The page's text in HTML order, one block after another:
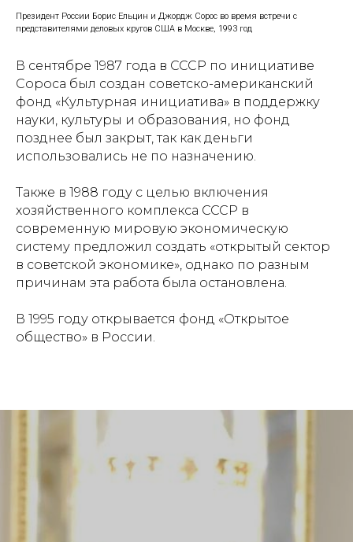
Президент России Борис Ельцин и Джордж Сорос во время встречи с
представителями деловых кругов США в Москве, 1993 год
В сентябре 1987 года в СССР по инициативе
Сороса был создан советско-американский
фонд «Культурная инициатива» в поддержку
науки, культуры и образования, но фонд
позднее был закрыт, так как деньги
использовались не по назначению.
Также в 1988 году с целью включения
хозяйственного комплекса СССР в
современную мировую экономическую
систему предложил создать «открытый сектор
в советской экономике», однако по разным
причинам эта работа была остановлена.
В 1995 году открывается фонд «Открытое
общество» в России.